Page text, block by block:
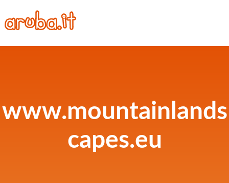
www.mountainlands
capes.eu